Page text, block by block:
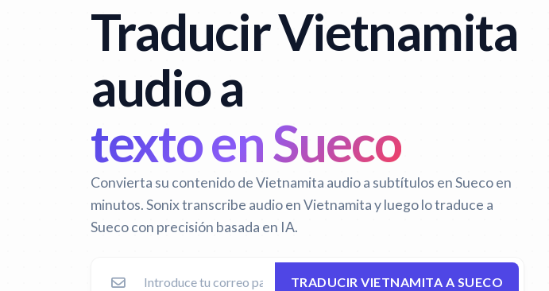
Traducir Vietnamita
audio a
texto en Sueco
Convierta su contenido de Vietnamita audio a subtítulos en Sueco en
minutos. Sonix transcribe audio en Vietnamita y luego lo traduce a
Sueco con precisión basada en IA.
TRADUCIR VIETNAMITA A SUECO